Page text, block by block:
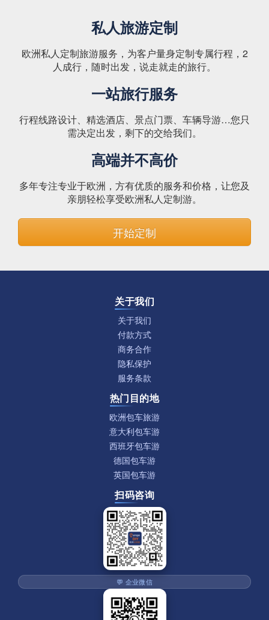
私人旅游定制
欧洲私人定制旅游服务，为客户量身定制专属行程，2
人成行，随时出发，说走就走的旅行。
一站旅行服务
行程线路设计、精选酒店、景点门票、车辆导游…您只
需决定出发，剩下的交给我们。
高端并不高价
多年专注专业于欧洲，方有优质的服务和价格，让您及
亲朋轻松享受欧洲私人定制游。
开始定制
关于我们
关于我们
付款方式
商务合作
隐私保护
服务条款
热门目的地
欧洲包车旅游
意大利包车游
西班牙包车游
德国包车游
英国包车游
扫码咨询
💬 企业微信